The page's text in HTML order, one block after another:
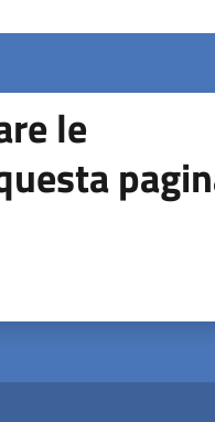
le